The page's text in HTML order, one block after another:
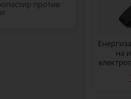
против
на
10